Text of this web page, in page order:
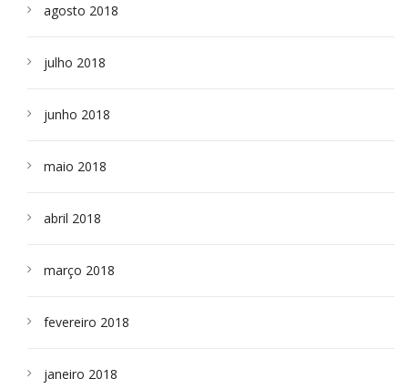
agosto 2018
julho 2018
junho 2018
maio 2018
abril 2018
março 2018
fevereiro 2018
janeiro 2018